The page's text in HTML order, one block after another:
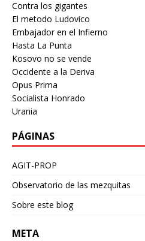
Contra los gigantes
El metodo Ludovico
Embajador en el Infierno
Hasta La Punta
Kosovo no se vende
Occidente a la Deriva
Opus Prima
Socialista Honrado
Urania
PÁGINAS
AGIT-PROP
Observatorio de las mezquitas
Sobre este blog
META